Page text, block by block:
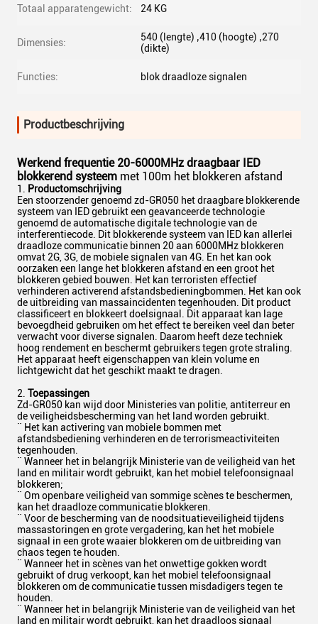
Totaal apparatengewicht: 24 KG
Dimensies:
540 (lengte) ‚410 (hoogte) ‚270
(dikte)
Functies: blok draadloze signalen
Productbeschrijving
Werkend frequentie 20-6000MHz draagbaar IED
blokkerend systeem met 100m het blokkeren afstand
Productomschrijving
Een stoorzender genoemd zd-GR050 het draagbare blokkerende
systeem van IED gebruikt een geavanceerde technologie
genoemd de automatische digitale technologie van de
interferentiecode. Dit blokkerende systeem van IED kan allerlei
draadloze communicatie binnen 20 aan 6000MHz blokkeren
omvat 2G, 3G, de mobiele signalen van 4G. En het kan ook
oorzaken een lange het blokkeren afstand en een groot het
blokkeren gebied bouwen. Het kan terroristen effectief
verhinderen activerend afstandsbedieningbommen. Het kan ook
de uitbreiding van massaincidenten tegenhouden. Dit product
classificeert en blokkeert doelsignaal. Dit apparaat kan lage
bevoegdheid gebruiken om het effect te bereiken veel dan beter
verwacht voor diverse signalen. Daarom heeft deze techniek
hoog rendement en beschermt gebruikers tegen grote straling.
Het apparaat heeft eigenschappen van klein volume en
lichtgewicht dat het geschikt maakt te dragen.
2. Toepassingen
Zd-GR050 kan wijd door Ministeries van politie, antiterreur en
de veiligheidsbescherming van het land worden gebruikt.
¨ Het kan activering van mobiele bommen met
afstandsbediening verhinderen en de terrorismeactiviteiten
tegenhouden.
¨ Wanneer het in belangrijk Ministerie van de veiligheid van het
land en militair wordt gebruikt, kan het mobiel telefoonsignaal
blokkeren;
¨ Om openbare veiligheid van sommige scènes te beschermen,
kan het draadloze communicatie blokkeren.
¨ Voor de bescherming van de noodsituatieveiligheid tijdens
massastoringen en grote vergadering, kan het het mobiele
signaal in een grote waaier blokkeren om de uitbreiding van
chaos tegen te houden.
¨ Wanneer het in scènes van het onwettige gokken wordt
gebruikt of drug verkoopt, kan het mobiel telefoonsignaal
blokkeren om de communicatie tussen misdadigers tegen te
houden.
¨ Wanneer het in belangrijk Ministerie van de veiligheid van het
land en militair wordt gebruikt, kan het draadloos signaal